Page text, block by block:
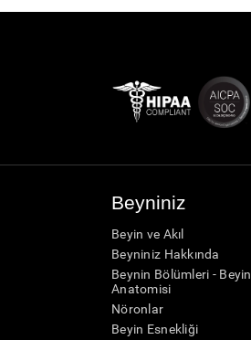
Beyniniz
Beyin ve Akıl
Beyniniz Hakkında
Beynin Bölümleri - Beyin
Anatomisi
Nöronlar
Beyin Esnekliği